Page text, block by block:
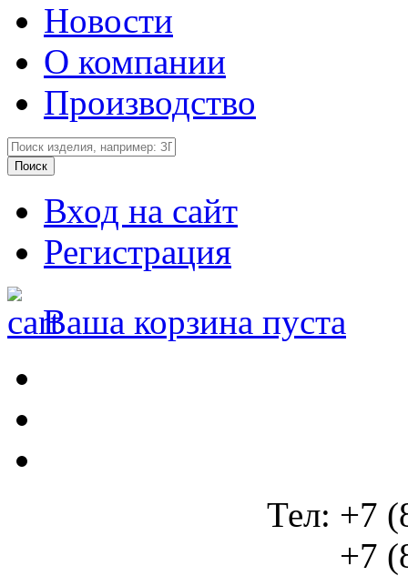
Новости
О компании
Производство
Вход на сайт
Регистрация
Ваша корзина пуста
Тел: +7
+7